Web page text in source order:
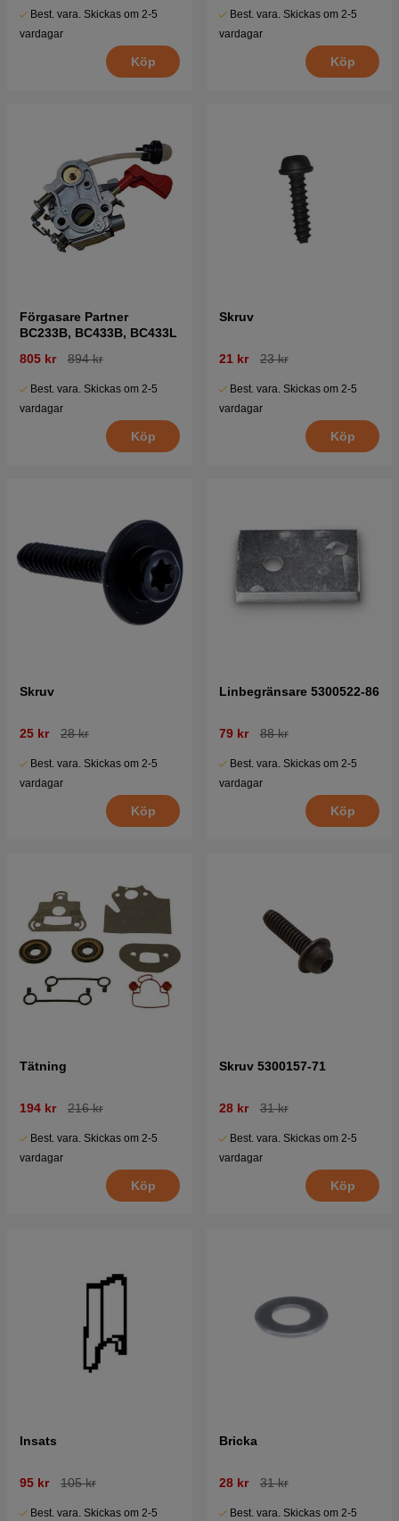
Best. vara. Skickas om 2-5
vardagar
Köp
Best. vara. Skickas om 2-5
vardagar
Köp
Förgasare Partner
BC233B, BC433B, BC433L
805 kr
894 kr
Best. vara. Skickas om 2-5
vardagar
Köp
Skruv
21 kr 23 kr
Best. vara. Skickas om 2-5
vardagar
Köp
Skruv
25 kr 28 kr
Best. vara. Skickas om 2-5
vardagar
Köp
Linbegränsare 5300522-86
79 kr 88 kr
Best. vara. Skickas om 2-5
vardagar
Köp
Tätning
194 kr 216 kr
Best. vara. Skickas om 2-5
vardagar
Köp
Skruv 5300157-71
28 kr 31 kr
Best. vara. Skickas om 2-5
vardagar
Köp
Insats
95 kr 105 kr
Best. vara. Skickas om 2-5
Bricka
28 kr 31 kr
Best. vara. Skickas om 2-5